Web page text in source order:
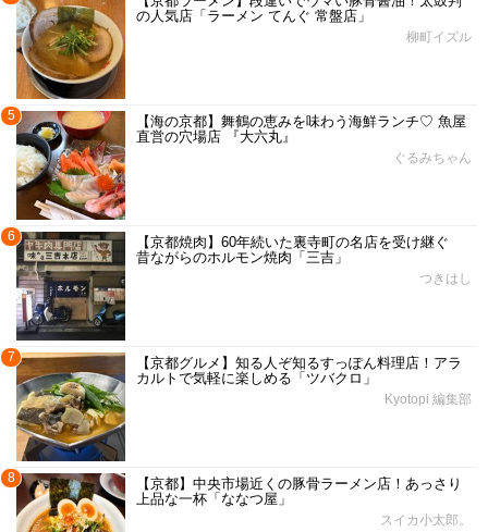
の人気店「ラーメン てんぐ 常盤店」
柳町イズル
5
【海の京都】舞鶴の恵みを味わう海鮮ランチ♡ 魚屋
直営の穴場店 『大六丸』
ぐるみちゃん
6
【京都焼肉】60年続いた裏寺町の名店を受け継ぐ
昔ながらのホルモン焼肉「三吉」
つきはし
7
【京都グルメ】知る人ぞ知るすっぽん料理店！アラ
カルトで気軽に楽しめる「ツバクロ」
Kyotopi 編集部
8
【京都】中央市場近くの豚骨ラーメン店！あっさり
上品な一杯「ななつ屋」
スイカ小太郎。